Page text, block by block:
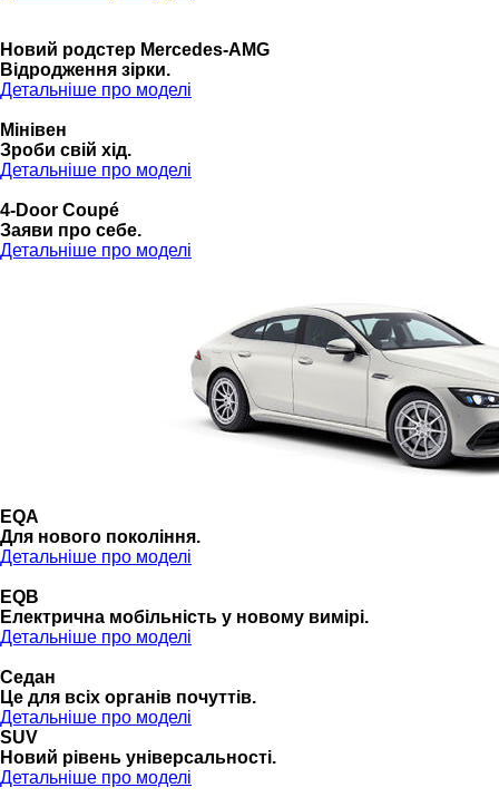
Новий родстер Mercedes-AMG
Відродження зірки.
Детальніше про моделі
Мінівен
Зроби свій хід.
Детальніше про моделі
4-Door Coupé
Заяви про себе.
Детальніше про моделі
EQA
Для нового покоління.
Детальніше про моделі
EQB
Електрична мобільність у новому вимірі.
Детальніше про моделі
Седан
Це для всіх органів почуттів.
Детальніше про моделі
SUV
Новий рівень універсальності.
Детальніше про моделі